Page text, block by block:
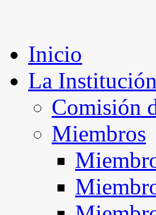
Inicio
La Institución
Comisión
Miembros